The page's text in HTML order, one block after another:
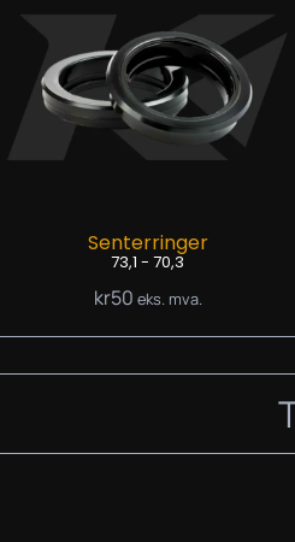
Senterringer
73,1 - 70,3
kr50 eks. mva.